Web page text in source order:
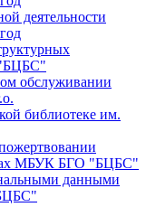
деятельности
обслуживании
библиотеке им.
МБУК БГО "БЦБС"
данными